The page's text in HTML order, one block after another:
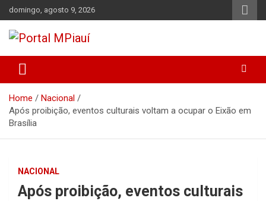
Skip
to
content
domingo, agosto 9, 2026
Portal MPiauí
Parnaíba
Home
Nacional
Após proibição, eventos culturais voltam a ocupar o Eixão em
Brasília
NACIONAL
Após proibição, eventos culturais